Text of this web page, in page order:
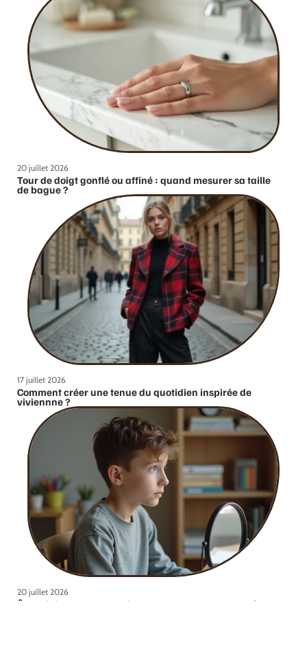
20 juillet 2026
Tour de doigt gonflé ou affiné : quand mesurer sa taille
de bague ?
17 juillet 2026
Comment créer une tenue du quotidien inspirée de
viviennne ?
20 juillet 2026
Âge minimal pour la croissance d’une barbe complète